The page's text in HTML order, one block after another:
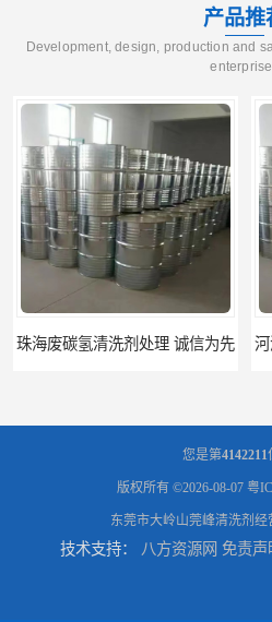
产品推
Development, design, production and
河源废碳氢清洗剂处理 持之以恒为客户服务
您是第4142211
版权所有 ©2026-08-07 粤
东莞市大岭山莞峰清洗剂经
技术支持： 八方资源网 免责声